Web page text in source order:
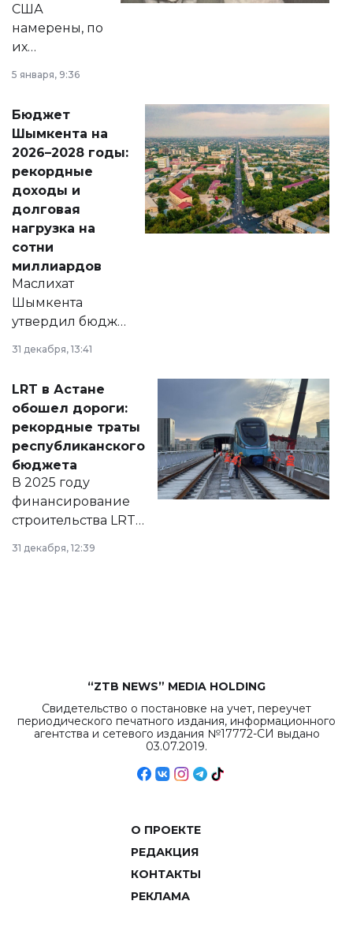
США
намерены, по
их
принести
народу
Венесуэлы.
5 января, 9:36
Бюджет
Шымкента на
2026–2028 годы:
рекордные
доходы и
долговая
нагрузка на
сотни
миллиардов
Маслихат
Шымкента
утвердил бюджет
города на 2026–
2028 годы.
документ
появился в базе
нормативных
правовых актов и
на сайте маслихат
города.
31 декабря, 13:41
LRT в Астане
обошел дороги:
рекордные траты
республиканского
бюджета
В 2025 году
финансирование
строительства LRT
в Астане из
республиканского
31 декабря, 12:39
“ZTB NEWS” MEDIA HOLDING
Свидетельство о постановке на учет, переучет
периодического печатного издания, информационного
агентства и сетевого издания №17772-СИ выдано
03.07.2019.
О ПРОЕКТЕ
РЕДАКЦИЯ
КОНТАКТЫ
РЕКЛАМА